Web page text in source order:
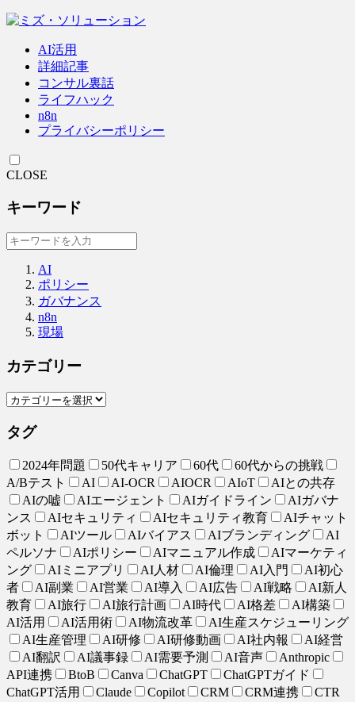
AI活用
詳細記事
コンサル裏話
ライフハック
n8n
プライバシーポリシー
CLOSE
キーワード
AI
ポリシー
ガバナンス
n8n
現場
カテゴリー
タグ
2024年問題 50代キャリア 60代
60代からの挑戦
A/Bテスト
AI AI-OCR AIOCR AIoT
AIとの共存
AIの嘘
AIエージェント AIガイドライン
AIガバナ
ンス
AIセキュリティ AIセキュリティ教育
AIチャット
ボット
AIツール AIバイアス AIブランディング
AI
ペルソナ
AIポリシー AIマニュアル作成
AIマーケティ
ング
AIミニアプリ AI人材 AI倫理 AI入門
AI初心
者
AI副業 AI営業 AI導入 AI広告 AI戦略
AI新人
教育
AI旅行 AI旅行計画 AI時代 AI格差
AI構築
AI活用
AI活用術 AI物流改革
AI生産スケジューリング
AI生産管理
AI研修 AI研修動画 AI社内報
AI経営
AI翻訳
AI議事録 AI需要予測 AI音声
Anthropic
API連携
BtoB Canva ChatGPT
ChatGPTガイド
ChatGPT活用
Claude Copilot CRM CRM連携
CTR